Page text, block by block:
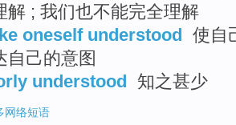
解 ; 我们也不能完全理解
oneself understood 使自
自己的意图
understood 知之甚少
网络短语